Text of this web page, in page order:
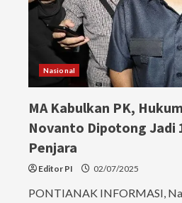
Nasional
MA Kabulkan PK,
Novanto Dipotong Jadi
Penjara
Editor PI 02/07/2025
PONTIANAK INFORMASI,